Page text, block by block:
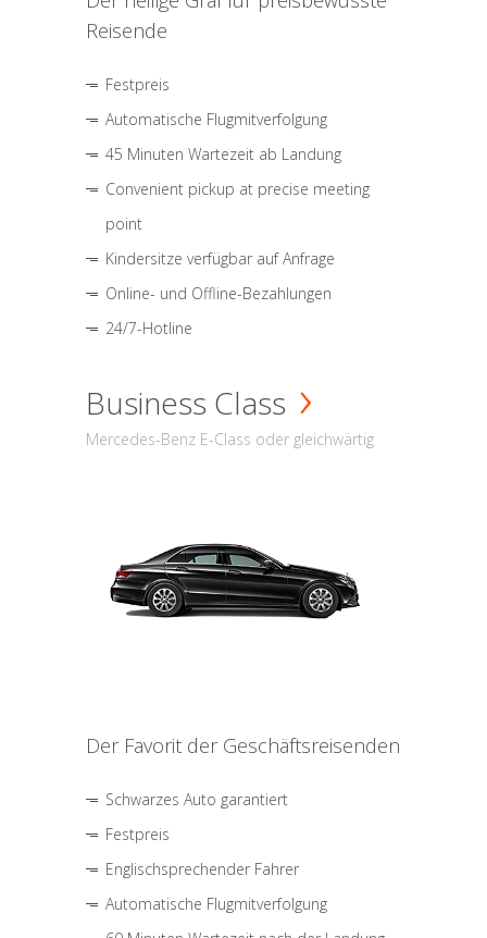
Reisende
Festpreis
Automatische Flugmitverfolgung
45 Minuten Wartezeit ab Landung
Convenient pickup at precise meeting
point
Kindersitze verfügbar auf Anfrage
Online- und Offline-Bezahlungen
24/7-Hotline
Business Class
Mercedes-Benz E-Class oder gleichwärtig
Der Favorit der Geschäftsreisenden
Schwarzes Auto garantiert
Festpreis
Englischsprechender Fahrer
Automatische Flugmitverfolgung